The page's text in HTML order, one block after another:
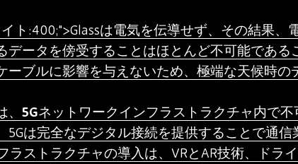
ト:400;">Glassは電気を伝導せず、その結果、
ータを傍受することはほとんど不可能である
ーブルに影響を与えないため、極端な天候時の
、5Gネットワークインフラストラクチャ内で不
は完全なデジタル接続を提供することで通
ラストラクチャの導入は、VRとAR技術、ドラ